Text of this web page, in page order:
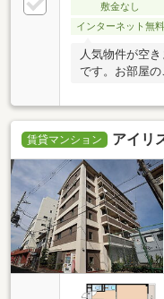
敷金なし
インターネット無料
人気物件が空
です。お部屋
賃貸マンション アイリ